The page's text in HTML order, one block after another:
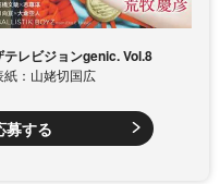
テレビジョンgenic. Vol.8
紙：山姥切国広
募する